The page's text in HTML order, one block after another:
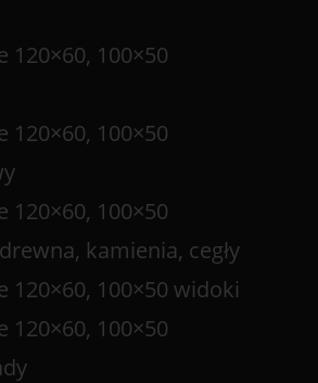
120×60, 100×50
120×60, 100×50
120×60, 100×50
kamienia, cegły
120×60, 100×50 widoki
120×60, 100×50